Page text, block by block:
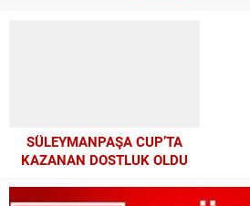
SÜLEYMANPAŞA CUP’TA
KAZANAN DOSTLUK OLDU